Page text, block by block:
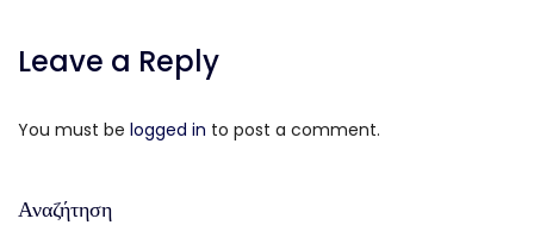
Leave a Reply
You must be logged in to post a comment.
Αναζήτηση